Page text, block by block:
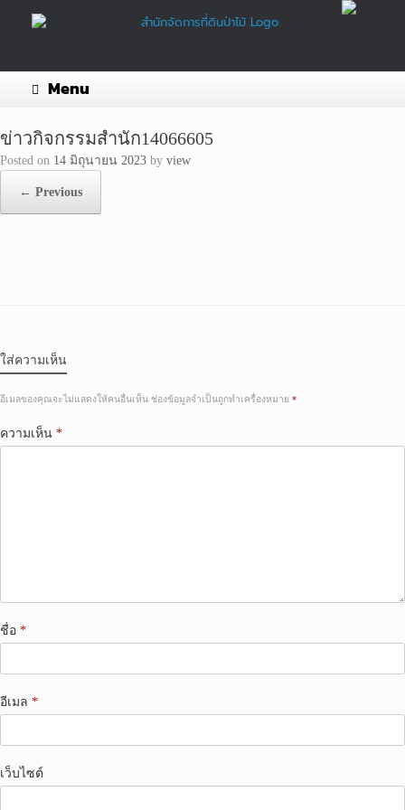
Menu
ข่าวกิจกรรมสำนัก14066605
Posted on 14 มิถุนายน 2023 by view
← Previous
ใส่ความเห็น
อีเมลของคุณจะไม่แสดงให้คนอื่นเห็น ช่องข้อมูลจำเป็นถูกทำเครื่องหมาย *
ความเห็น *
ชื่อ *
อีเมล *
เว็บไซต์